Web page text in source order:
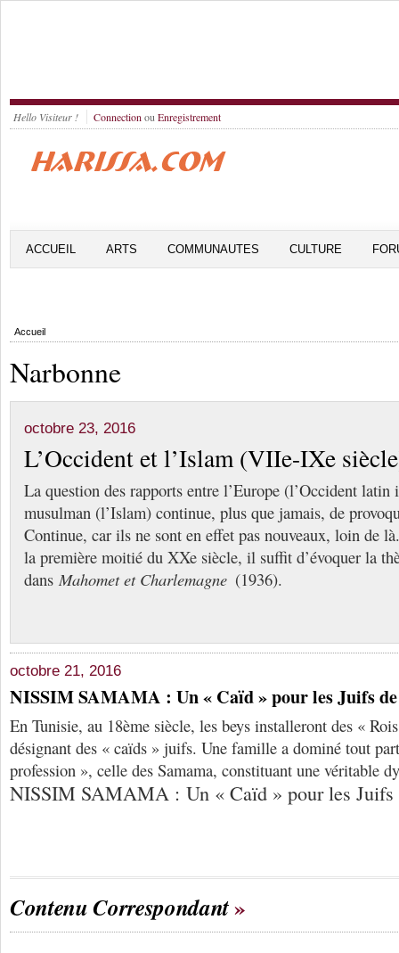
Hello Visiteur ! Connection ou Enregistrement
ACCUEIL ARTS COMMUNAUTES CULTURE
Accueil
Narbonne
octobre 23, 2016
L’Occident et l’Islam (VIIe-IXe
La question des rapports entre l’Europe (l’Occident
musulman (l’Islam) continue, plus que jamais, de
Continue, car ils ne sont en effet pas nouveaux, loin de
la première moitié du XXe siècle, il suffit d’évoquer la
dans Mahomet et Charlemagne (1936).
octobre 21, 2016
NISSIM SAMAMA : Un « Caïd » pour les Juifs
En Tunisie, au 18ème siècle, les beys installeront des «
désignant des « caïds » juifs. Une famille a dominé tout
profession », celle des Samama, constituant une véritable
NISSIM SAMAMA : Un « Caïd » pour les Juifs
Contenu Correspondant